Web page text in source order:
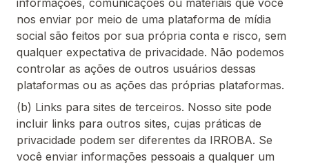
informações, comunicações ou materiais que você
nos enviar por meio de uma plataforma de mídia
social são feitos por sua própria conta e risco, sem
qualquer expectativa de privacidade. Não podemos
controlar as ações de outros usuários dessas
plataformas ou as ações das próprias plataformas.
(b) Links para sites de terceiros. Nosso site pode
incluir links para outros sites, cujas práticas de
privacidade podem ser diferentes da IRROBA. Se
você enviar informações pessoais a qualquer um